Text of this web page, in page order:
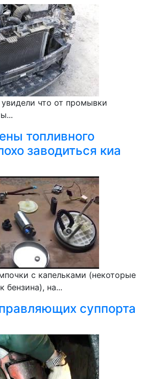
что от промывки
топливного
заводиться киа
с капельками (некоторые
бензина), на...
суппорта